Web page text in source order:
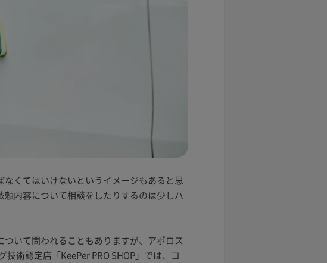
くてはいけないというイメージもあると思
内容について相談をしたりするのは少しハ
いて問われることもありますが、アポロス
術認定店「KeePer PRO SHOP」では、コ